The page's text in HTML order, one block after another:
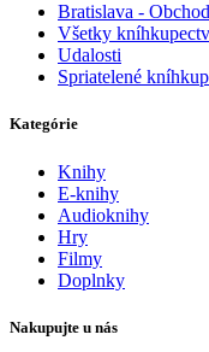
Bratislava -
Všetky
Udalosti
Spriatelené
Kategórie
Knihy
E-knihy
Audioknihy
Hry
Filmy
Doplnky
Nakupujte u nás